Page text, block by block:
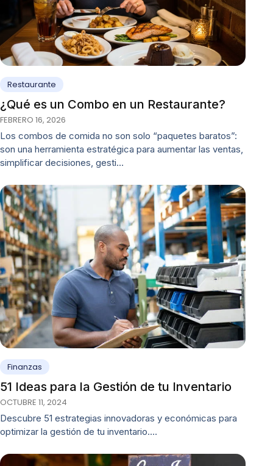
Restaurante
¿Qué es un Combo en un Restaurante?
FEBRERO 16, 2026
Los combos de comida no son solo “paquetes baratos”:
son una herramienta estratégica para aumentar las ventas,
simplificar decisiones, gesti…
Finanzas
51 Ideas para la Gestión de tu Inventario
OCTUBRE 11, 2024
Descubre 51 estrategias innovadoras y económicas para
optimizar la gestión de tu inventario.…